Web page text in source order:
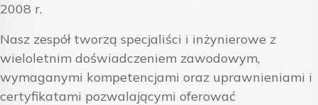
2008 r.
Nasz zespół tworzą specjaliści i inżynierowe z
wieloletnim doświadczeniem zawodowym,
wymaganymi kompetencjami oraz uprawnieniami i
certyfikatami pozwalającymi oferować